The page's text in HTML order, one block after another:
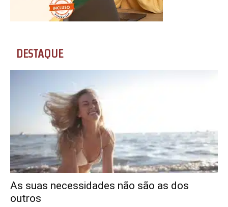
DESTAQUE
As suas necessidades não são as dos
outros